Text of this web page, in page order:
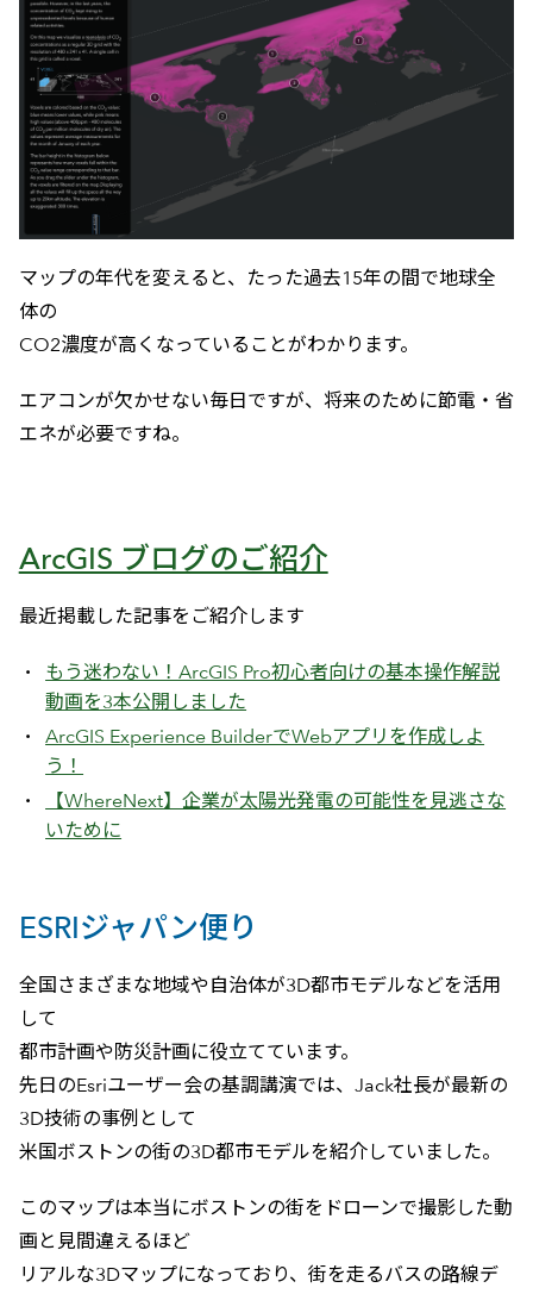
マップの年代を変えると、たった過去15年の間で地球全
体の
CO2濃度が高くなっていることがわかります。
エアコンが欠かせない毎日ですが、将来のために節電・省
エネが必要ですね。
ArcGIS ブログのご紹介
最近掲載した記事をご紹介します
もう迷わない！ArcGIS Pro初心者向けの基本操作解説
動画を3本公開しました
ArcGIS Experience BuilderでWebアプリを作成しよ
う！
【WhereNext】企業が太陽光発電の可能性を見逃さな
いために
ESRIジャパン便り
全国さまざまな地域や自治体が3D都市モデルなどを活用
して
都市計画や防災計画に役立てています。
先日のEsriユーザー会の基調講演では、Jack社長が最新の
3D技術の事例として
米国ボストンの街の3D都市モデルを紹介していました。
このマップは本当にボストンの街をドローンで撮影した動
画と見間違えるほど
リアルな3Dマップになっており、街を走るバスの路線デ